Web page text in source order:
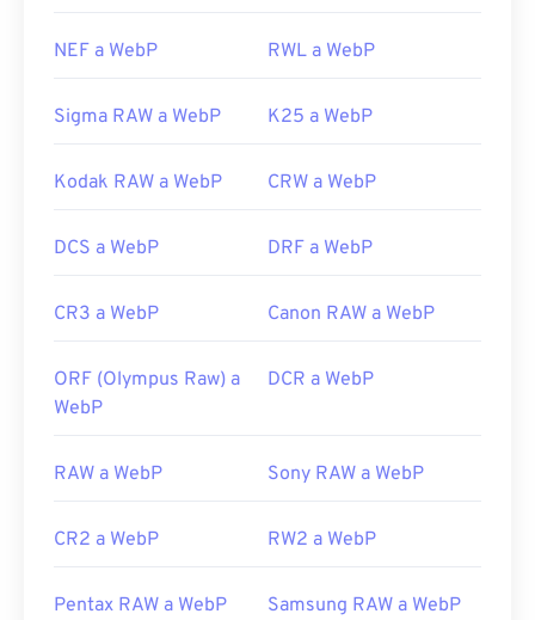
NEF a WebP RWL a WebP
Sigma RAW a WebP K25 a WebP
Kodak RAW a WebP CRW a WebP
DCS a WebP DRF a WebP
CR3 a WebP Canon RAW a WebP
ORF (Olympus Raw) a
WebP
DCR a WebP
RAW a WebP Sony RAW a WebP
CR2 a WebP RW2 a WebP
Pentax RAW a WebP Samsung RAW a WebP